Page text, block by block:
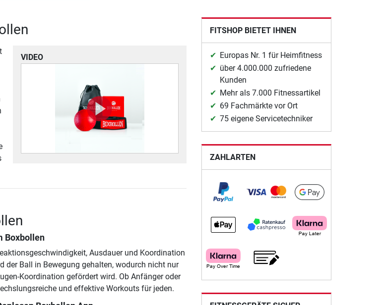
VIDEO
Boxbollen
Ausdauer und Koordination
der Ball in Bewegung gehalten, wodurch nicht nur
Koordination gefördert wird. Ob Anfänger oder
und effektive Workouts für jeden.
FITSHOP BIETET IHNEN
Europas Nr. 1 für Heimfitness
über 4.000.000 zufriedene
Kunden
Mehr als 7.000 Fitnessartikel
69 Fachmärkte vor Ort
75 eigene Servicetechniker
ZAHLARTEN